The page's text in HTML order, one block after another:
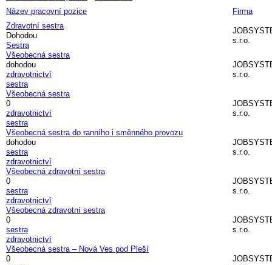
Název pracovní pozice
Firma
Zdravotní sestra
Dohodou
Sestra
s.r.o.
Všeobecná sestra
dohodou
zdravotnictví
sestra
s.r.o.
Všeobecná sestra
0
zdravotnictví
sestra
s.r.o.
Všeobecná sestra do ranního i směnného provozu
dohodou
sestra
zdravotnictví
s.r.o.
Všeobecná zdravotní sestra
0
sestra
zdravotnictví
s.r.o.
Všeobecná zdravotní sestra
0
sestra
zdravotnictví
s.r.o.
Všeobecná sestra – Nová Ves pod Pleší
0